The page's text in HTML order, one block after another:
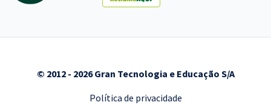
© 2012 - 2026 Gran Tecnologia e Educação S/A
Política de privacidade